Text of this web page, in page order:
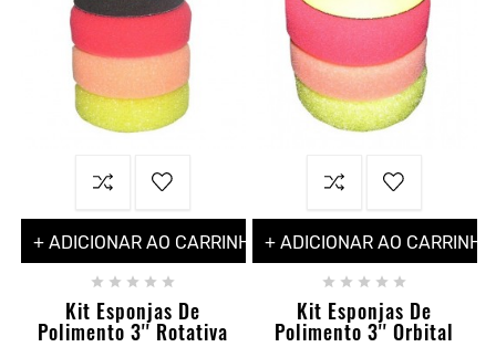
+ ADICIONAR AO CARRINHO
    
Kit Esponjas De
Polimento 3'' Rotativa
+ ADICIONAR AO CARRINHO
    
Kit Esponjas De
Polimento 3'' Orbital